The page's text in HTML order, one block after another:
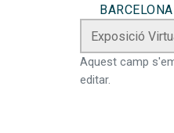
BARCELONA
Aquest camp
editar.